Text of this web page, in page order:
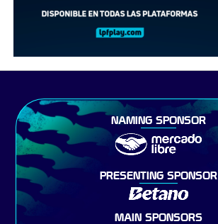
NAMING SPONSOR
PRESENTING SPONSOR
MAIN SPONSORS